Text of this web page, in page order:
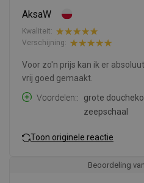
AksaW
Kwaliteit:
Verschijning:
Voor zo'n prijs kan ik er
vrij goed gemaakt.
Voordelen:
grote
zeepschaal
Toon originele reactie
Beoordeling